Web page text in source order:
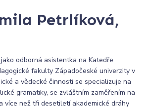
Petrlíková,
odborná asistentka na Katedře
fakulty Západočeské univerzity v
a vědecké činnosti se specializuje na
gramatiky, se zvláštním zaměřením na
více než tři desetiletí akademické dráhy